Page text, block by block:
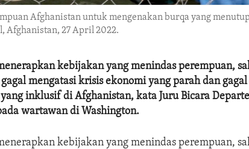
Afghanistan untuk mengenakan burqa yang
Afghanistan, 27 April 2022.
kebijakan yang menindas perempuan,
mengatasi krisis ekonomi yang parah dan
inklusif di Afghanistan, kata Juru Bicara
wartawan di Washington.
kebijakan yang menindas perempuan,